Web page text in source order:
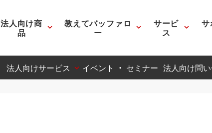
法人向け商
品
教えてバッファロ
ー
サービ
ス
サ
法人向けサービス イベント ・ セミナー 法人向け問